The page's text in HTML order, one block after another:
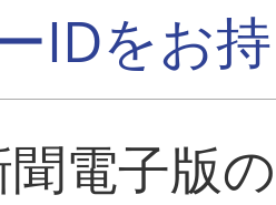
IDをお
電子版